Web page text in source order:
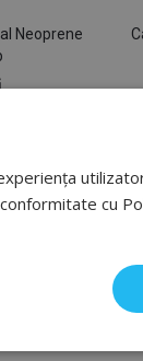
Neoprene
în ape
, și se disting
utilizarea
cu